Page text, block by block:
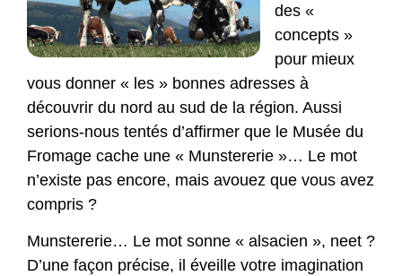
des «
concepts »
pour mieux
vous donner « les » bonnes adresses à
découvrir du nord au sud de la région. Aussi
serions-nous tentés d’affirmer que le Musée du
Fromage cache une « Munstererie »… Le mot
n’existe pas encore, mais avouez que vous avez
compris ?
Munstererie… Le mot sonne « alsacien », neet ?
D’une façon précise, il éveille votre imagination